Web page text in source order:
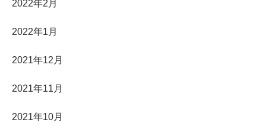
2022年2月
2022年1月
2021年12月
2021年11月
2021年10月